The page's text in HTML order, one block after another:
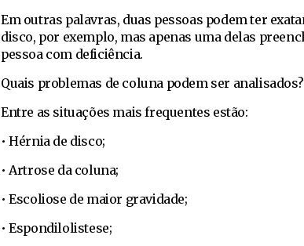
Em outras palavras, duas pessoas podem ter
disco, por exemplo, mas apenas uma delas
pessoa com deficiência.
Quais problemas de coluna podem ser analisados?
Entre as situações mais frequentes estão:
• Hérnia de disco;
• Artrose da coluna;
• Escoliose de maior gravidade;
• Espondilolistese;